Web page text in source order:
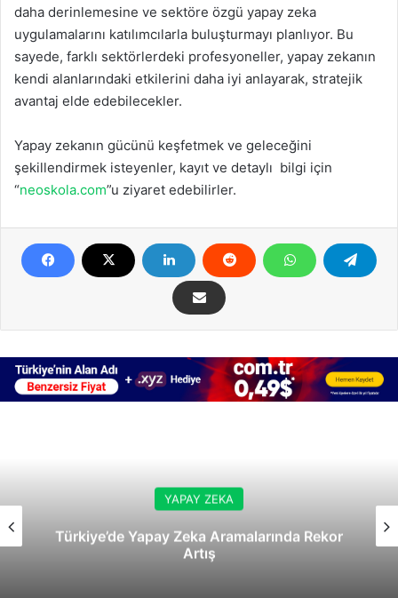
daha derinlemesine ve sektöre özgü yapay zeka
uygulamalarını katılımcılarla buluşturmayı planlıyor. Bu
sayede, farklı sektörlerdeki profesyoneller, yapay zekanın
kendi alanlarındaki etkilerini daha iyi anlayarak, stratejik
avantaj elde edebilecekler.
Yapay zekanın gücünü keşfetmek ve geleceğini
şekillendirmek isteyenler, kayıt ve detaylı bilgi için
“neoskola.com”u ziyaret edebilirler.
YAPAY ZEKA
Türkiye’de Yapay Zeka Aramalarında Rekor
Artış